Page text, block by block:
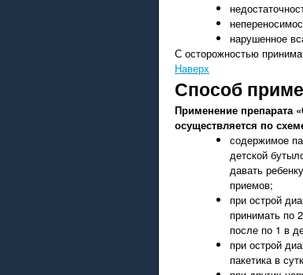
нарушенное
С осторожностью
Наверх
Способ
Применение препарата
осуществляется по
содержимое
детской
давать
приемов;
при острой
принимать по
после по 1 в
при острой
пакетика в